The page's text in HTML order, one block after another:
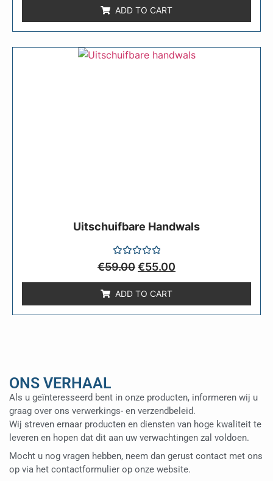
of
5ADD TO CART
Uitschuifbare Handwals
Rated
0
of
5
€59.00€55.00
ADD TO CART
ONS VERHAAL
Als u geïnteresseerd bent in onze producten, informeren wij u
graag over ons verwerkings- en verzendbeleid.
Wij streven ernaar producten en diensten van hoge kwaliteit te
leveren en hopen dat dit aan uw verwachtingen zal voldoen.
Mocht u nog vragen hebben, neem dan gerust contact met ons
op via het contactformulier op onze website.